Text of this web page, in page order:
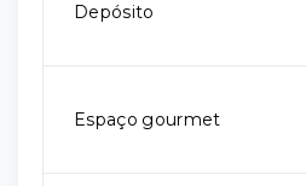
Depósito
Espaço gourmet